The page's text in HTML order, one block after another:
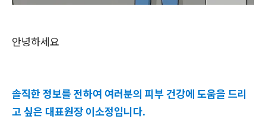
안녕하세요
솔직한 정보를 전하여 여러분의 피부 건강에 도움을 드리
고 싶은 대표원장 이소정입니다.